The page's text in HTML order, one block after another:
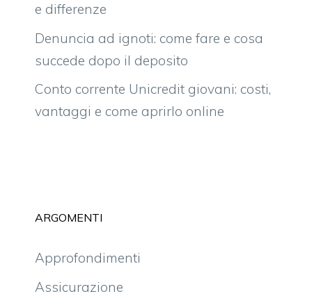
e differenze
Denuncia ad ignoti: come fare e cosa
succede dopo il deposito
Conto corrente Unicredit giovani: costi,
vantaggi e come aprirlo online
ARGOMENTI
Approfondimenti
Assicurazione